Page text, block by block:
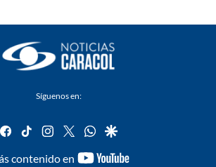
Síguenos en:
facebook
tiktok instagram
twitterwhatsapp
google
contenido en
youtube-